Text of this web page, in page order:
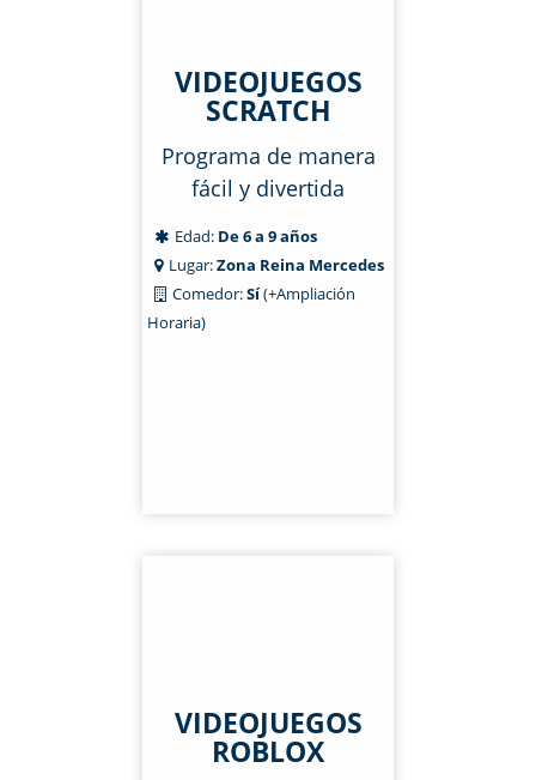
VIDEOJUEGOS
SCRATCH
Programa de manera
fácil y divertida
Edad: De 6 a 9 años
Lugar:Zona Reina Mercedes
Comedor:Sí(+Ampliación
Horaria)
VIDEOJUEGOS
ROBLOX